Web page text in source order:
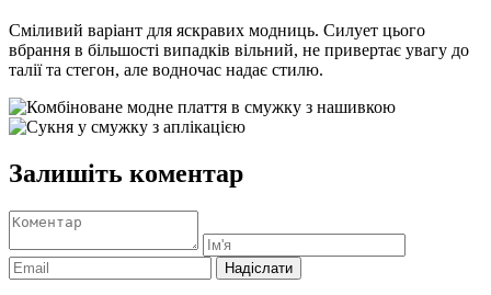
Сміливий варіант для яскравих модниць. Силует цього
вбрання в більшості випадків вільний, не привертає увагу до
талії та стегон, але водночас надає стилю.
Залишіть коментар